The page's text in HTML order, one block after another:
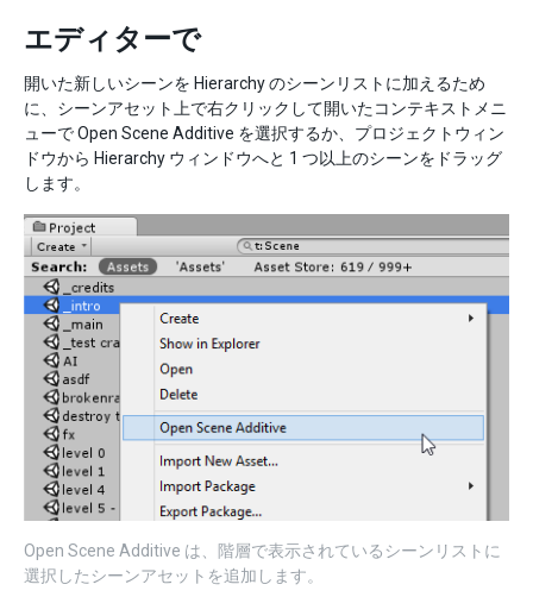
エディターで
開いた新しいシーンを Hierarchy のシーンリストに加えるため
に、シーンアセット上で右クリックして開いたコンテキストメニ
ューで Open Scene Additive を選択するか、プロジェクトウィン
ドウから Hierarchy ウィンドウへと 1 つ以上のシーンをドラッグ
します。
Open Scene Additive は、階層で表示されているシーンリストに
選択したシーンアセットを追加します。